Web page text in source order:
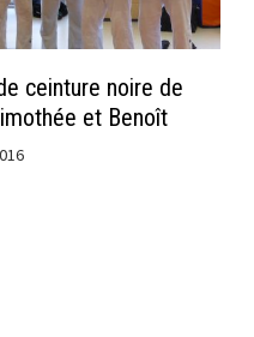
ceinture noire de
et Benoît